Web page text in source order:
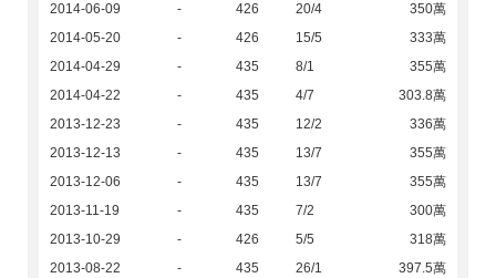
2014-06-09
- 426 20/4
350萬
2014-05-20
- 426 15/5
333萬
2014-04-29
- 435 8/1
355萬
2014-04-22
- 435 4/7
303.8萬
2013-12-23
- 435 12/2
336萬
2013-12-13
- 435 13/7
355萬
2013-12-06
- 435 13/7
355萬
2013-11-19
- 435 7/2
300萬
2013-10-29
- 426 5/5
318萬
2013-08-22
- 435 26/1
397.5萬